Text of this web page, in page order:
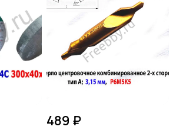
489 ₽